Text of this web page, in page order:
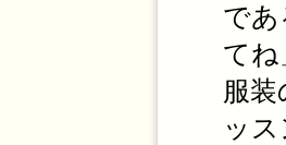
で
て
服
ッ